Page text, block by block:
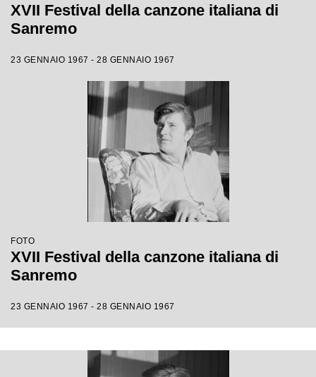
XVII Festival della canzone italiana di
Sanremo
23 GENNAIO 1967 - 28 GENNAIO 1967
FOTO
XVII Festival della canzone italiana di
Sanremo
23 GENNAIO 1967 - 28 GENNAIO 1967